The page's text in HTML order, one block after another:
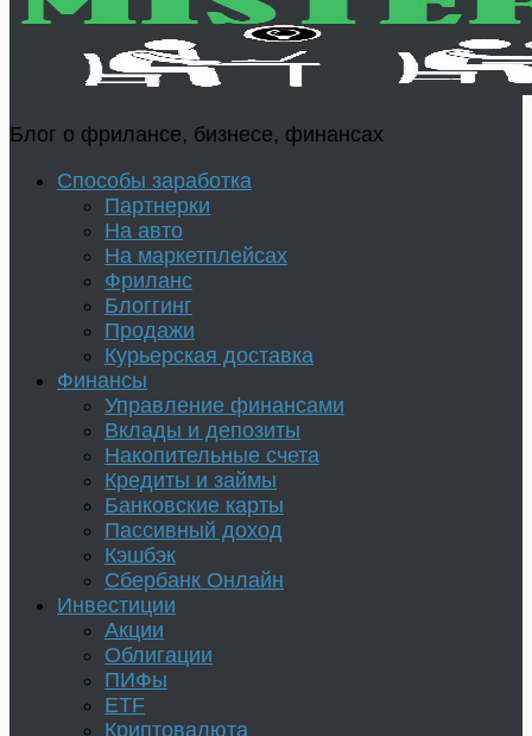
Блог о фрилансе, бизнесе, финансах
Способы заработка
Партнерки
На авто
На маркетплейсах
Фриланс
Блоггинг
Продажи
Курьерская доставка
Финансы
Управление финансами
Вклады и депозиты
Накопительные счета
Кредиты и займы
Банковские карты
Пассивный доход
Кэшбэк
Сбербанк Онлайн
Инвестиции
Акции
Облигации
ПИФы
ETF
Криптовалюта